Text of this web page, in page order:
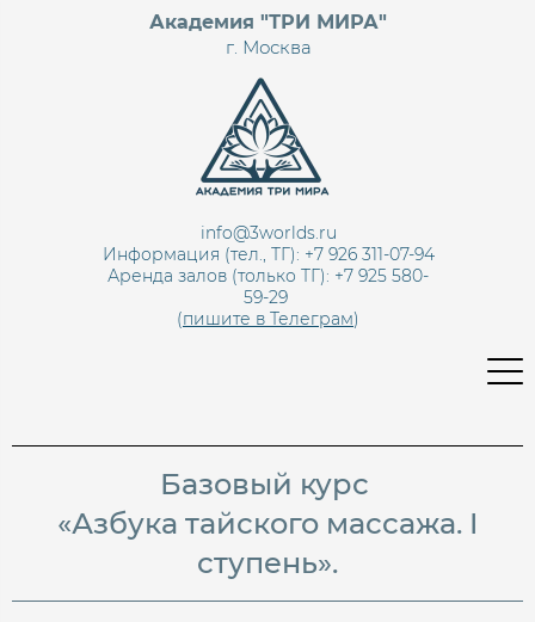
info@3worlds.ru
Информация (тел., ТГ): +7 926 311-07-94
Аренда залов (только ТГ): +7 925 580-
59-29
(пишите в Телеграм)
Академия "ТРИ МИРА"
г. Москва
Базовый курс
«Азбука тайского массажа. I
ступень».